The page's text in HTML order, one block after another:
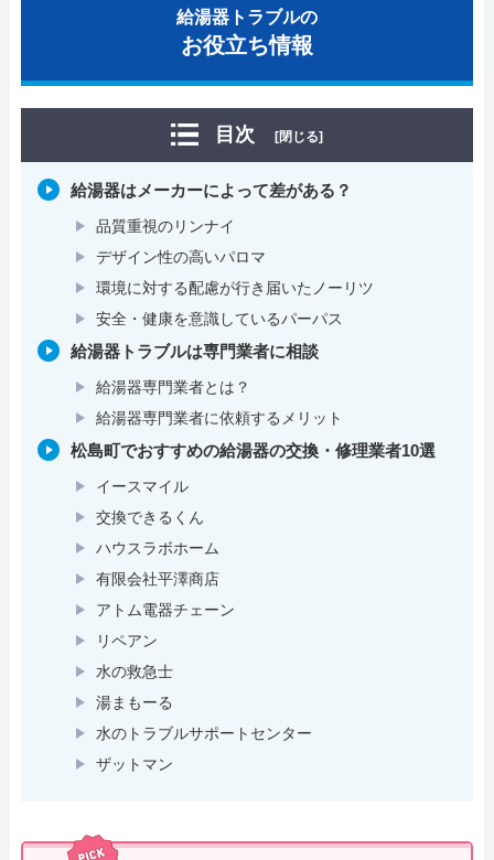
給湯器トラブルの
お役立ち情報
目次 [閉じる]
給湯器はメーカーによって差がある？
品質重視のリンナイ
デザイン性の高いパロマ
環境に対する配慮が行き届いたノーリツ
安全・健康を意識しているパーパス
給湯器トラブルは専門業者に相談
給湯器専門業者とは？
給湯器専門業者に依頼するメリット
松島町でおすすめの給湯器の交換・修理業者10選
イースマイル
交換できるくん
ハウスラボホーム
有限会社平澤商店
アトム電器チェーン
リペアン
水の救急士
湯まもーる
水のトラブルサポートセンター
ザットマン